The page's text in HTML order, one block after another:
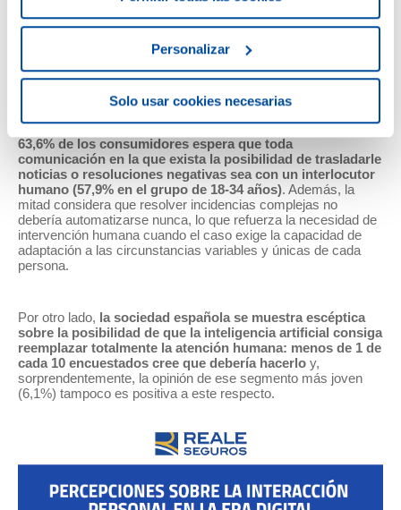
Personalizar
Solo usar cookies necesarias
15,9% afirma no encontrar barreras en lo digital, porcentaje
que solo baja hasta el 12,4% en el grupo de 18-34 años.
Profundizando en los motivos de esta preferencia por lo
humano, los resultados del estudio muestran un foco muy
respecta a tareas de gran relevancia o difíciles de resolver.El
63,6% de los consumidores espera que toda
comunicación en la que exista la posibilidad de trasladarle
noticias o resoluciones negativas sea con un interlocutor
humano (57,9% en el grupo de 18-34 años). Además, la
mitad considera que resolver incidencias complejas no
debería automatizarse nunca, lo que refuerza la necesidad de
intervención humana cuando el caso exige la capacidad de
adaptación a las circunstancias variables y únicas de cada
persona.
Por otro lado, la sociedad española se muestra escéptica
sobre la posibilidad de que la inteligencia artificial consiga
reemplazar totalmente la atención humana: menos de 1 de
cada 10 encuestados cree que debería hacerlo y,
sorprendentemente, la opinión de ese segmento más joven
(6,1%) tampoco es positiva a este respecto.